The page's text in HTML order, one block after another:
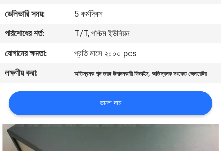
আমাদের
সাথে
যোগাযোগ
করুন
খবর
মামলা
ডেলিভারি সময়:
5 কর্মদিবস
পরিশোধের শর্ত:
T/T, পশ্চিম ইউনিয়ন
যোগানের ক্ষমতা:
প্রতি মাসে ২০০০ pcs
লক্ষণীয় করা:
অতিস্বনক শব্দ তরঙ্গ উত্পাদনকারী ডিভাইস,অতিস্বনক সংকেত জেনারেটর
ভালো দাম